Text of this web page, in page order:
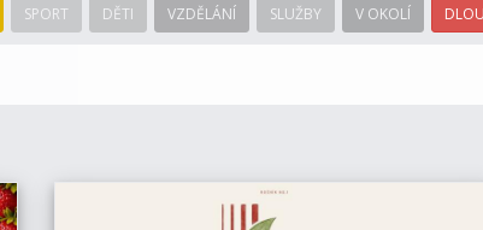
SPORT DĚTI VZDĚLÁNÍ SLUŽBY V OKOLÍ